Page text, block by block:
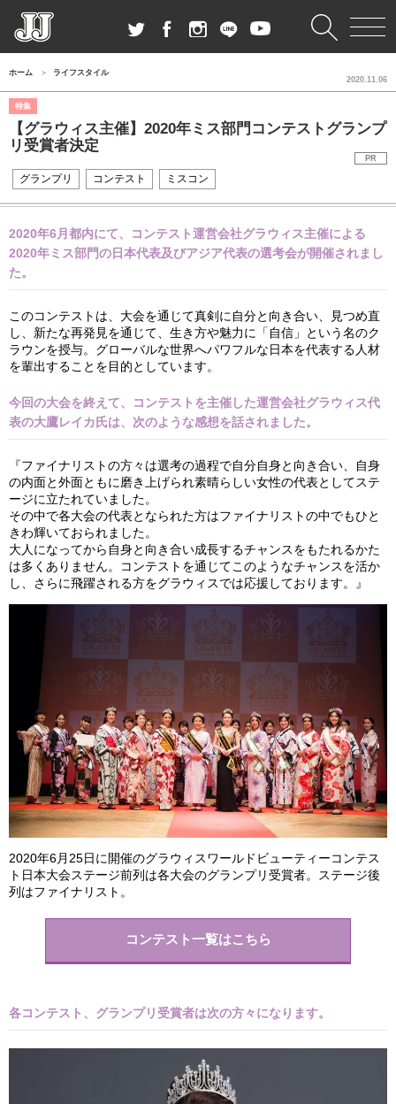
ホーム ライフスタイル
特集
【グラウィス主催】2020年ミス部門コンテストグランプ
リ受賞者決定
PR
2020.11.06
グランプリ コンテスト ミスコン
2020年6月都内にて、コンテスト運営会社グラウィス主催による
2020年ミス部門の日本代表及びアジア代表の選考会が開催されまし
た。
このコンテストは、大会を通じて真剣に自分と向き合い、見つめ直
し、新たな再発見を通じて、生き方や魅力に「自信」という名のク
ラウンを授与。グローバルな世界へパワフルな日本を代表する人材
を輩出することを目的としています。
今回の大会を終えて、コンテストを主催した運営会社グラウィス代
表の大鷹レイカ氏は、次のような感想を話されました。
『ファイナリストの方々は選考の過程で自分自身と向き合い、自身
の内面と外面ともに磨き上げられ素晴らしい女性の代表としてステ
ージに立たれていました。
その中で各大会の代表となられた方はファイナリストの中でもひと
きわ輝いておられました。
大人になってから自身と向き合い成長するチャンスをもたれるかた
は多くありません。コンテストを通じてこのようなチャンスを活か
し、さらに飛躍される方をグラウィスでは応援しております。』
2020年6月25日に開催のグラウィスワールドビューティーコンテス
ト日本大会ステージ前列は各大会のグランプリ受賞者。ステージ後
列はファイナリスト。
コンテスト一覧はこちら
各コンテスト、グランプリ受賞者は次の方々になります。